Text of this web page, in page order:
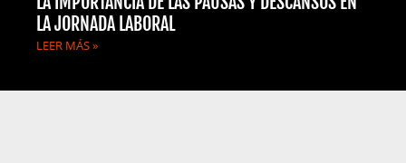
LA JORNADA LABORAL
LEER MÁS »